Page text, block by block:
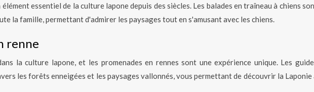
essentiel de la culture lapone depuis des siècles. Les balades en traîneau à chiens
la famille, permettant d'admirer les paysages tout en s'amusant avec les chiens.
renne
la culture lapone, et les promenades en rennes sont une expérience unique. Les
les forêts enneigées et les paysages vallonnés, vous permettant de découvrir la Laponie